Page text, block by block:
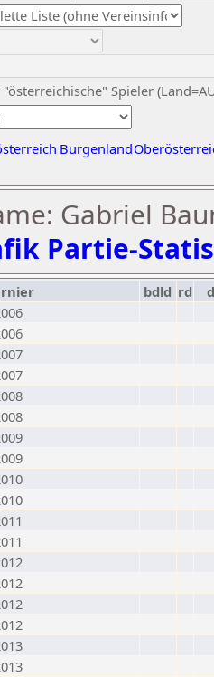
Spieler
Burgenland
Gabriel
Partie-
bdld rd